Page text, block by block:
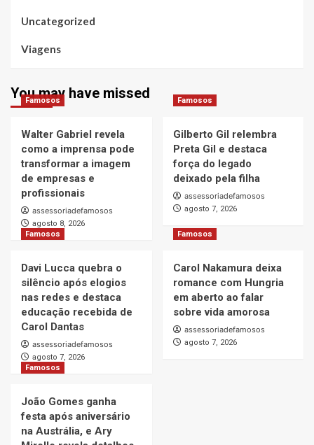
Uncategorized
Viagens
You may have missed
Famosos
Walter Gabriel revela
como a imprensa pode
transformar a imagem
de empresas e
profissionais
assessoriadefamosos
agosto 8, 2026
Famosos
Gilberto Gil relembra
Preta Gil e destaca
força do legado
deixado pela filha
assessoriadefamosos
agosto 7, 2026
Famosos
Davi Lucca quebra o
silêncio após elogios
nas redes e destaca
educação recebida de
Carol Dantas
assessoriadefamosos
agosto 7, 2026
Famosos
Carol Nakamura deixa
romance com Hungria
em aberto ao falar
sobre vida amorosa
assessoriadefamosos
agosto 7, 2026
Famosos
João Gomes ganha
festa após aniversário
na Austrália, e Ary